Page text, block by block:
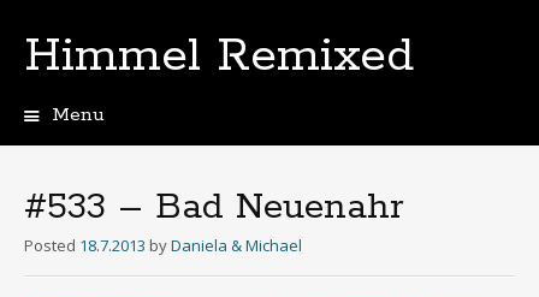
Himmel Remixed
Menu
#533 – Bad Neuenahr
Posted 18.7.2013 byDaniela & Michael